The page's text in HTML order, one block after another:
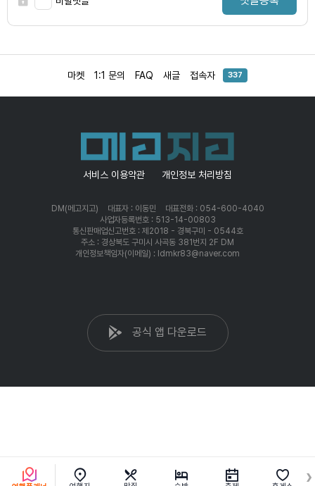
마켓 1:1 문의 FAQ 새글 접속자 337
서비스 이용약관 개인정보 처리방침
DM(메고지고) 대표자 : 이동민
대표전화 : 054-600-4040
사업자등록번호 : 513-14-00803
통신판매업신고번호 : 제2018 - 경북구미 - 0544호
주소 : 경상북도 구미시 사곡동 381번지 2F DM
개인정보책임자(이메일) : ldmkr83@naver.com
공식 앱 다운로드